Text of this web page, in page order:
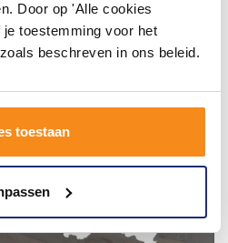
Door op 'Alle cookies
toestemming voor het
beschreven in ons beleid.
toestaan